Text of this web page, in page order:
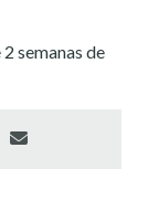
semanas de